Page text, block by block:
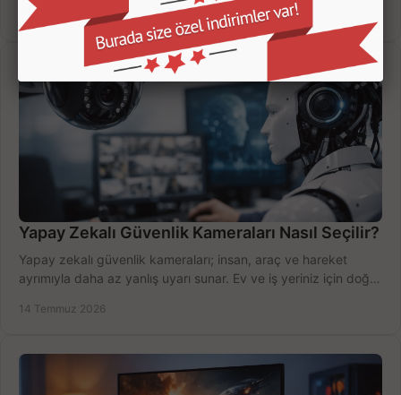
değerlendirin; bütçenizi doğru yönetin.
16 Temmuz 2026
Yapay Zekalı Güvenlik Kameraları Nasıl Seçilir?
Yapay zekalı güvenlik kameraları; insan, araç ve hareket
ayrımıyla daha az yanlış uyarı sunar. Ev ve iş yeriniz için doğru
14 Temmuz 2026